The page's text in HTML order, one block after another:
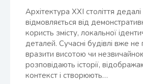
Архітектура XXI століття дедалі
відмовляється від
користь змісту, локальної
деталей. Сучасні будівлі вже
вразити висотою чи
розповідають історії,
контекст і створюють…